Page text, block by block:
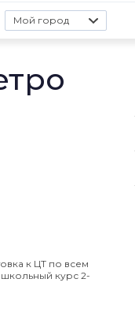
Мой город
к ЦТ по всем
курс 2-